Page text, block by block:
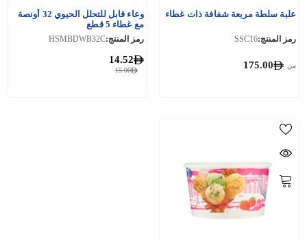
علبة سلطة مربعة شفافة ذات غطاء
رمز المنتج:SSC16
من 175.00
وعاء قابل للتحلل الحيوي 32 أونصة
مع غطاء 5 قطع
رمز المنتج:HSMBDWB32C
15.00
14.52